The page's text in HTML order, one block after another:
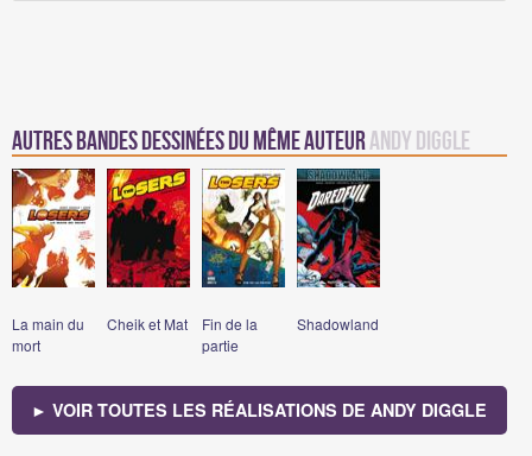
Autres Bandes Dessinées du même auteurAndy Diggle
La main du
mort
Cheik et Mat
Fin de la
partie
Shadowland
► VOIR TOUTES LES RÉALISATIONS DE ANDY DIGGLE